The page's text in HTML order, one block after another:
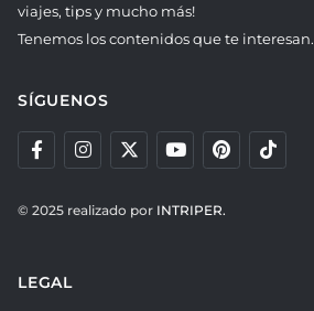
viajes, tips y mucho más!
Tenemos los contenidos que te interesan.
SÍGUENOS
© 2025 realizado por INTRIPER.
LEGAL